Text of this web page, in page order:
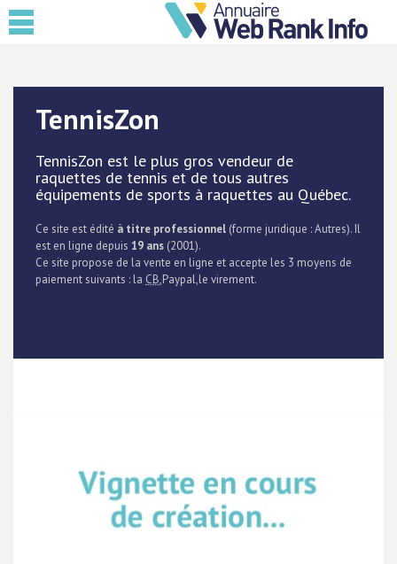
TennisZon
TennisZon est le plus gros vendeur de
raquettes de tennis et de tous autres
équipements de sports à raquettes au Québec.
Ce site est édité à titre professionnel (forme juridique : Autres). Il
est en ligne depuis 19 ans (2001).
Ce site propose de la vente en ligne et accepte les 3 moyens de
paiement suivants : la CB,Paypal,le virement.